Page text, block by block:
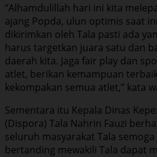
“Alhamdulillah hari ini kita
ajang Popda, ulun optimis saat
dikirimkan oleh Tala pasti ada
harus targetkan juara satu dan
daerah kita. Jaga fair play dan
atlet, berikan kemampuan
kekompakan semua atlet,” kata
Sementara itu Kepala Dinas
(Dispora) Tala Nahrin Fauzi
seluruh masyarakat Tala
bertanding mewakili Tala dapat